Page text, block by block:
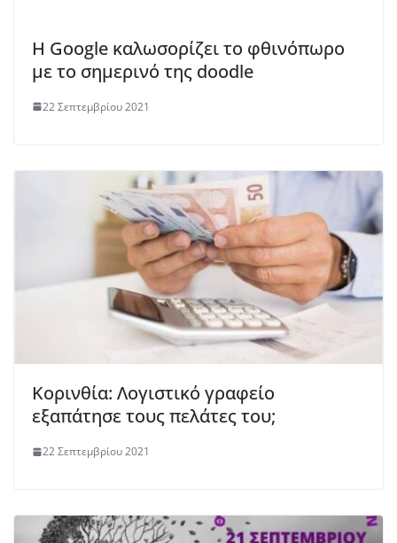
Η Google καλωσορίζει το φθινόπωρο
με το σημερινό της doodle
22 Σεπτεμβρίου 2021
Κορινθία: Λογιστικό γραφείο
εξαπάτησε τους πελάτες του;
22 Σεπτεμβρίου 2021